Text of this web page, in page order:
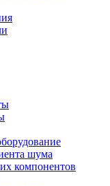
шума
компонентов